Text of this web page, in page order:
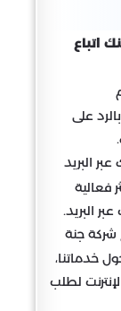
اتباع
بالرد على
البريد
فعالية
البريد.
شركة جنة
خدماتنا،
لطلب